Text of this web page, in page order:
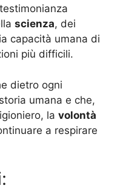
scienza, dei
capacità umana di
più difficili.
dietro ogni
umana e che,
la volontà
a respirare